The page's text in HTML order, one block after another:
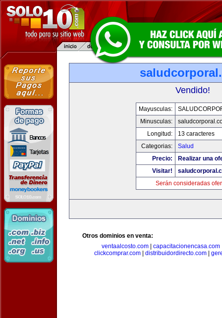
Vendido!
Mayusculas:
Minusculas:
Longitud:
13 caracteres
Categorias:
Salud
Precio:
Realizar una
Visitar!
Serán consideradas
Otros dominios en venta:
ventaalcosto.com
capacitacionencasa.com
clickcomprar.com| distribuidordirecto.com|